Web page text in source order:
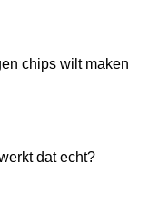
chips wilt maken
dat echt?